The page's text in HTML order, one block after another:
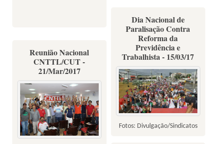
Dia Nacional de
Paralisação Contra
Reforma da
Previdência e
Trabalhista - 15/03/17
Fotos: Divulgação/Sindicatos
Reunião Nacional
CNTTL/CUT -
21/Mar/2017